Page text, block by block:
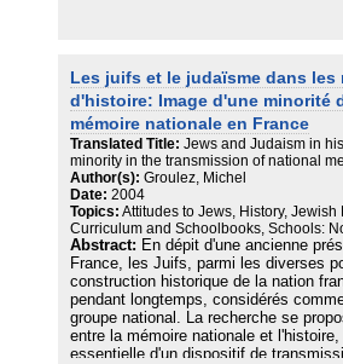
understanding of antisemitism and
address it in the classroom.
antisemitism in school environments,
where educational systems can
understanding the challenges they
opportunities, and developing clear
respond to antisemitic incidents.
insights into the potential for
professional
development courses to meaningfully
and combatting antisemitism.
Les juifs et le judaïsme dans les
d'histoire: Image d'une minorité
mémoire nationale en France
Translated Title: Jews and Judaism in
minority in the transmission of national
Author(s): Groulez, Michel
Date: 2004
Topics: Attitudes to Jews, History,
Curriculum and Schoolbooks, Schools:
Abstract: En dépit d'une ancienne
France, les Juifs, parmi les diverses
construction historique de la nation
pendant longtemps, considérés
groupe national. La recherche se
entre la mémoire nationale et
essentielle d'un dispositif de